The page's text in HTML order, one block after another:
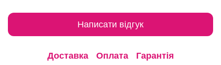
Написати відгук
Доставка Оплата Гарантія